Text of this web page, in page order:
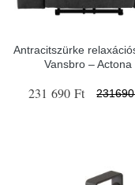
Antracitszürke
Vansbro – Actona
231 690 Ft